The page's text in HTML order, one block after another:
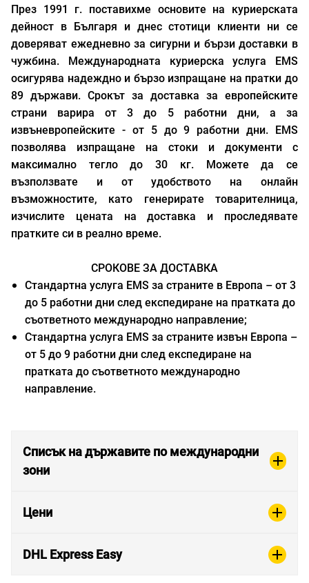
През 1991 г. поставихме основите на куриерската
дейност в Българя и днес стотици клиенти ни се
доверяват ежедневно за сигурни и бързи доставки в
чужбина. Международната куриерска услуга EMS
осигурява надеждно и бързо изпращане на пратки до
89 държави. Срокът за доставка за европейските
страни варира от 3 до 5 работни дни, а за
извъневропейските - от 5 до 9 работни дни. EMS
позволява изпращане на стоки и документи с
максимално тегло до 30 кг. Можете да се
възползвате и от удобството на онлайн
възможностите, като генерирате товарителница,
изчислите цената на доставка и проследявате
пратките си в реално време.
СРОКОВЕ ЗА ДОСТАВКА
Стандартна услуга EMS за страните в Европа – от 3
до 5 работни дни след експедиране на пратката до
съответното международно направление;
Стандартна услуга EMS за страните извън Европа –
от 5 до 9 работни дни след експедиране на
пратката до съответното международно
направление.
Списък на държавите по международни
зони
Цени
DHL Express Easy